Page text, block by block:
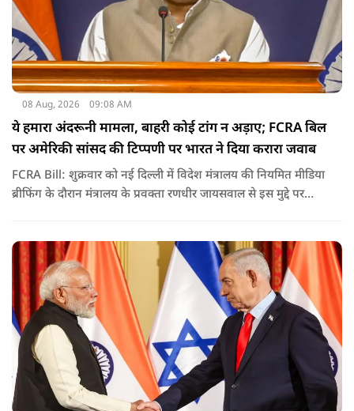
08 Aug, 2026 09:08 AM
ये हमारा अंदरूनी मामला, बाहरी कोई टांग न अड़ाए; FCRA बिल
पर अमेरिकी सांसद की टिप्पणी पर भारत ने दिया करारा जवाब
FCRA Bill: शुक्रवार को नई दिल्ली में विदेश मंत्रालय की नियमित मीडिया
ब्रीफिंग के दौरान मंत्रालय के प्रवक्ता रणधीर जायसवाल से इस मुद्दे पर
की संसद करती है.